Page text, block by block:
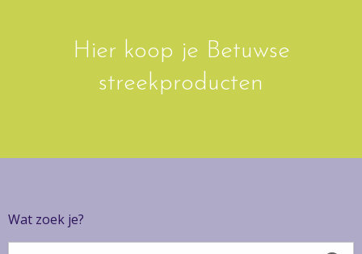
Hier koop je Betuwse
streekproducten
Wat zoek je?